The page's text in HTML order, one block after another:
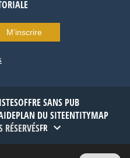
M’inscrire
OFFRE SANS PUB
PLAN DU SITEENTITYMAP
FR